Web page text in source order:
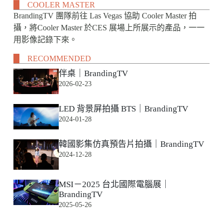
COOLER MASTER
BrandingTV 團隊前往 Las Vegas 協助 Cooler Master 拍
攝，將Cooler Master 於CES 展場上所展示的產品，一一
用影像記錄下來。
RECOMMENDED
伴桌｜BrandingTV
2026-02-23
LED 背景屏拍攝 BTS｜BrandingTV
2024-01-28
韓國影集仿真預告片拍攝｜BrandingTV
2024-12-28
MSI－2025 台北國際電腦展｜
BrandingTV
2025-05-26